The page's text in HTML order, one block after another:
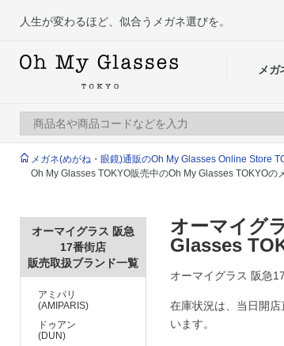
メガ
人生が変わるほど、似合うメガネ選びを。
メガネ(めがね・眼鏡)通販のOh My Glasses Online Store
Oh My Glasses TOKYO販売中のOh My Glasses TOKYOの
オーマイグ
Glasses
オーマイグラス 阪急
在庫状況は、当日開
います。
オーマイグラス 阪急
17番街店
販売取扱ブランド一覧
アミパリ
(AMIPARIS)
ドゥアン
(DUN)